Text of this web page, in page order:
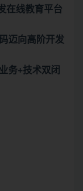
在线教育平台
迈向高阶开发
务+技术双闭